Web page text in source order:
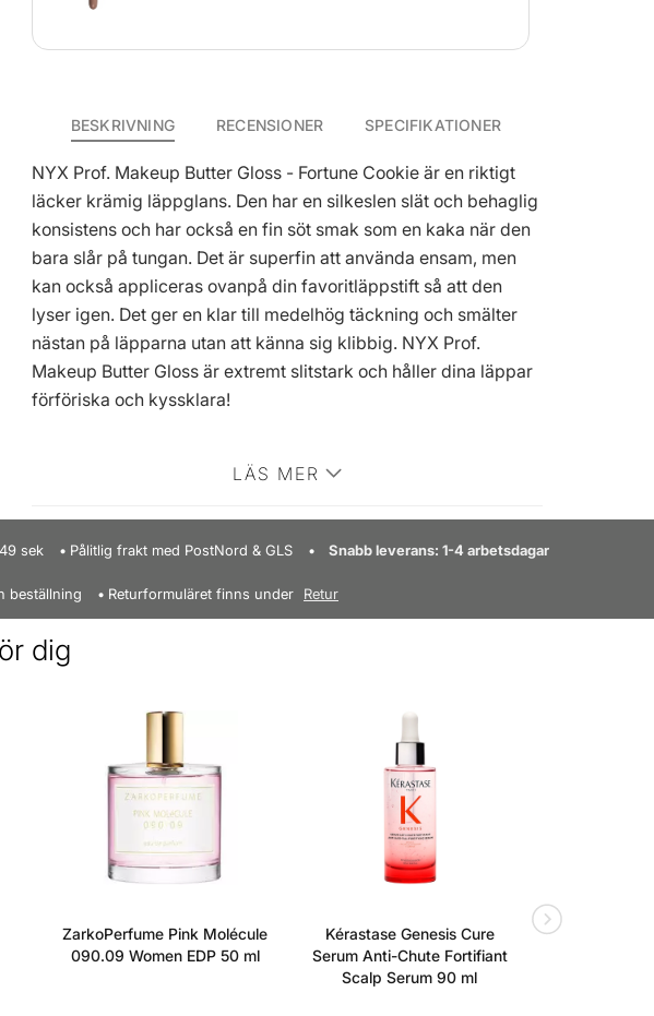
BESKRIVNING RECENSIONER SPECIFIKATIONER
NYX Prof. Makeup Butter Gloss - Fortune Cookie är en riktigt
läcker krämig läppglans. Den har en silkeslen slät och behaglig
konsistens och har också en fin söt smak som en kaka när den
bara slår på tungan. Det är superfin att använda ensam, men
kan också appliceras ovanpå din favoritläppstift så att den
lyser igen. Det ger en klar till medelhög täckning och smälter
nästan på läpparna utan att känna sig klibbig. NYX Prof.
Makeup Butter Gloss är extremt slitstark och håller dina läppar
förföriska och kyssklara!
- Silkeslen slät konsistens
- Kan användas ensam eller ovanpå läppstift
- Känner mig inte klibbig
- Applicera på rena läppar eller ovanpå läppstift
Se allt från detta varumärke:
LÄS MER
sek Pålitlig frakt med PostNord & GLS Snabb leverans: 1-4 arbetsdagar
beställning Returformuläret finns under Retur
dig
ZarkoPerfume Pink Molécule
090.09 Women EDP 50 ml
Kérastase Genesis Cure
Serum Anti-Chute Fortifiant
Scalp Serum 90 ml